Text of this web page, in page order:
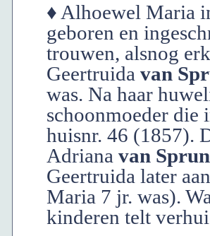
♦ Alhoewel Maria
geboren en
trouwen, alsnog
Geertruida van
was. Na haar
schoonmoeder die
huisnr. 46 (1857).
Adriana van
Geertruida later
Maria 7 jr. was).
kinderen telt